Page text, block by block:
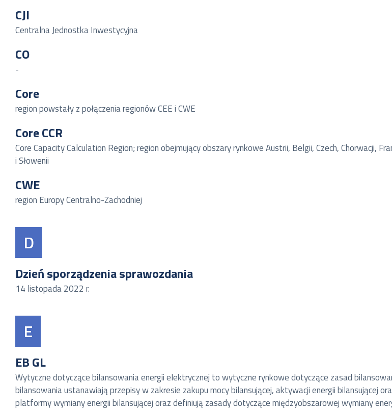
CJI
Centralna Jednostka Inwestycyjna
CO
-
Core
region powstały z połączenia regionów CEE i CWE
Core CCR
Core Capacity Calculation Region; region obejmujący obszary rynkowe Austrii, Belgii, Czech, Chorwacji,
i Słowenii
CWE
region Europy Centralno-Zachodniej
D
Dzień sporządzenia sprawozdania
14 listopada 2022 r.
E
EB GL
Wytyczne dotyczące bilansowania energii elektrycznej to wytyczne rynkowe dotyczące zasad
bilansowania ustanawiają przepisy w zakresie zakupu mocy bilansującej, aktywacji energii bilansującej
platformy wymiany energii bilansującej oraz definiują zasady dotyczące międzyobszarowej wymiany